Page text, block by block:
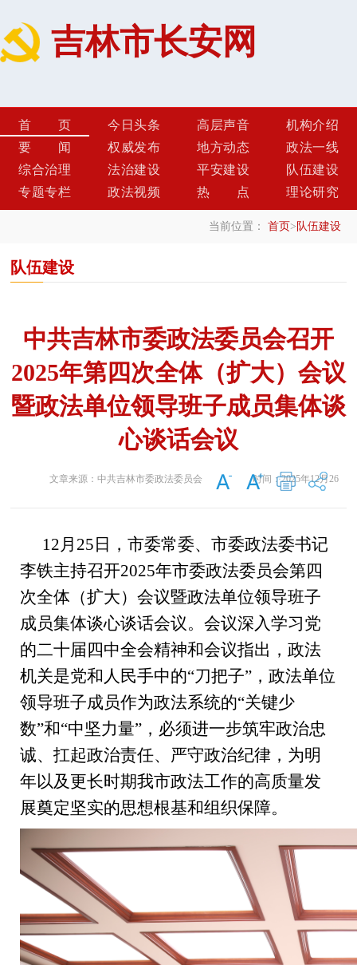
吉林市长安网
首页 今日头条 高层声音
机构介绍
要闻
权威发布 地方动态
政法一线
综合治理
法治建设 平安建设
队伍建设
专题专栏
政法视频 热点 理论研究
当前位置： 首页> 队伍建设
队伍建设
中共吉林市委政法委员会召开
2025年第四次全体（扩大）会议
暨政法单位领导班子成员集体谈
心谈话会议
文章来源：中共吉林市委政法委员会 时间：2025年12月26
12月 25 日，市委常委、市委政法委书记
李铁主持召开2025年市委政法委员会第四
次全体（扩大）会议暨政法单位领导班子
成员集体谈心谈话会议。会议深入学习党
的二十届四中全会精神和会议指出，政法
机关是党和人民手中的“刀把子” ，政法单位
领导班子成员作为政法系统的“关键少
数”和“中坚力量” ，必须进一步筑牢政治忠
诚、扛起政治责任、严守政治纪律，为明
年以及更长时期我市政法工作的高质量发
展奠定坚实的思想根基和组织保障。